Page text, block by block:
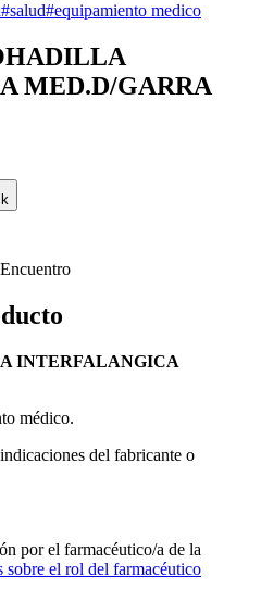
#salud#equipamiento medico
MED.D/GARRA
INTERFALANGICA
médico.
del fabricante o
por el farmacéutico/a de la
sobre el rol del farmacéutico